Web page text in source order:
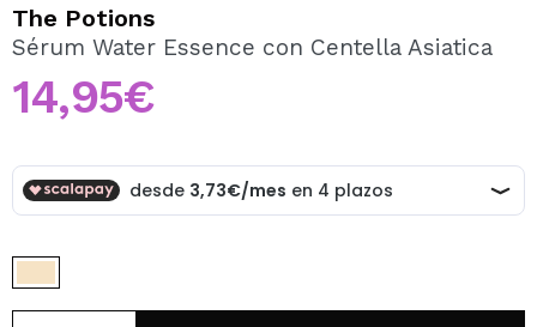
Al crear una cuenta en Maquillalia.com podrás realizar
tus compras rápidamente, revisar el estado de tus
pedidos y consultar tus operaciones anteriores.
CREAR CUENTA
The Potions
Sérum Water Essence con Centella Asiatica
14,95€